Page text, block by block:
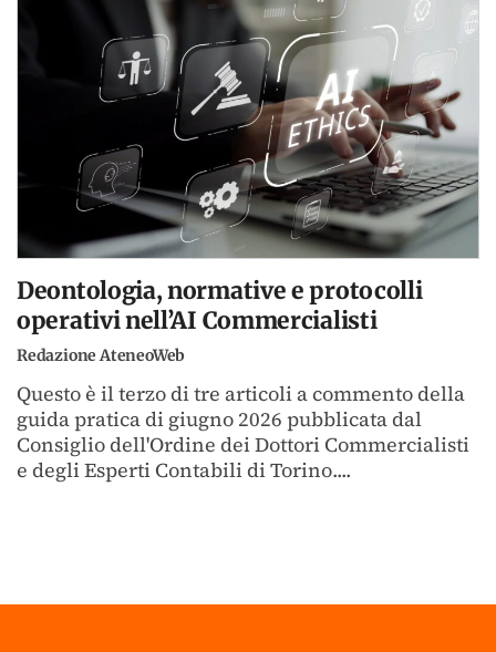
Deontologia, normative e protocolli
operativi nell’AI Commercialisti
Redazione AteneoWeb
Questo è il terzo di tre articoli a commento della
guida pratica di giugno 2026 pubblicata dal
Consiglio dell'Ordine dei Dottori Commercialisti
e degli Esperti Contabili di Torino....